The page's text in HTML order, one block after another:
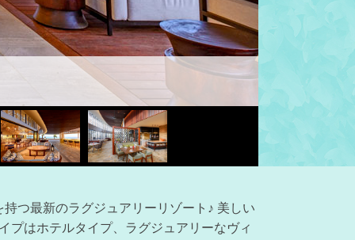
つ最新のラグジュアリーリゾート♪ 美しい
プはホテルタイプ、ラグジュアリーなヴィ